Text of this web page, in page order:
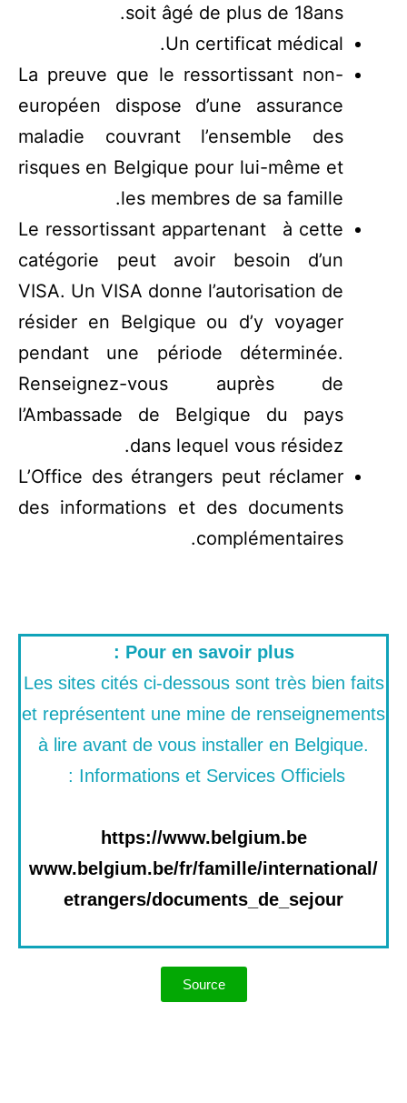
soit âgé de plus de 18ans.
Un certificat médical.
La preuve que le ressortissant non-
européen dispose d’une assurance
maladie couvrant l’ensemble des
risques en Belgique pour lui-même et
les membres de sa famille.
Le ressortissant appartenant à cette
catégorie peut avoir besoin d’un
VISA. Un VISA donne l’autorisation de
résider en Belgique ou d’y voyager
pendant une période déterminée.
Renseignez-vous auprès de
l’Ambassade de Belgique du pays
dans lequel vous résidez.
L’Office des étrangers peut réclamer
des informations et des documents
complémentaires.
Pour en savoir plus :
Les sites cités ci-dessous sont très bien faits
et représentent une mine de renseignements
à lire avant de vous installer en Belgique.
Informations et Services Officiels :
https://www.belgium.be
www.belgium.be/fr/famille/international/
etrangers/documents_de_sejour
Source